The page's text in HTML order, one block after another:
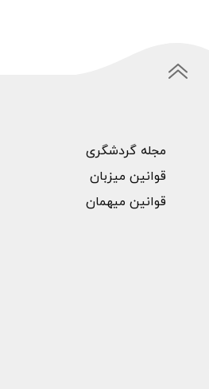
مجله گردشگری
قوانین میزبان
قوانین میهمان